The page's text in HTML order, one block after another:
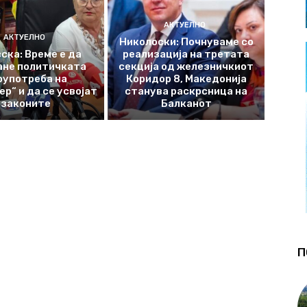
АКТУЕЛНО
Време е да
политичката
на
и да се усвојат
законите
АКТУЕЛНО
Николоски: Почнуваме со
реализација на третата
секција од железничкиот
Коридор 8, Македонија
станува раскрсница на
Балканот